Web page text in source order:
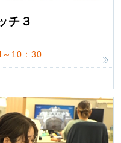
チ３
10：30